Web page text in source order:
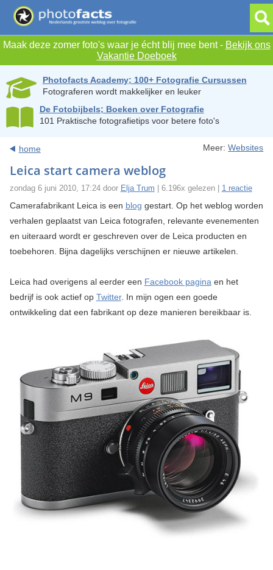
Maak deze zomer foto's waar je écht blij mee bent - Bekijk ons
Vakantie Doeboek
Photofacts Academy; 100+ Fotografie Cursussen
Fotograferen wordt makkelijker en leuker
De Fotobijbels; Boeken over Fotografie
101 Praktische fotografietips voor betere foto's
home Meer:Websites
Leica start camera weblog
zondag 6 juni 2010, 17:24 door Elja Trum | 6.196x gelezen | 1 reactie
Camerafabrikant Leica is een blog gestart. Op het weblog worden
verhalen geplaatst van Leica fotografen, relevante evenementen
en uiteraard wordt er geschreven over de Leica producten en
toebehoren. Bijna dagelijks verschijnen er nieuwe artikelen.
Leica had overigens al eerder een Facebook paginaen het
bedrijf is ook actief op Twitter. In mijn ogen een goede
ontwikkeling dat een fabrikant op deze manieren bereikbaar is.